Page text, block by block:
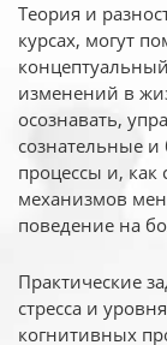
Теория и
курсах, могут
изменений в
осознавать,
сознательные и
процессы и, как
механизмов
поведение на
Практические
стресса и
когнитивных